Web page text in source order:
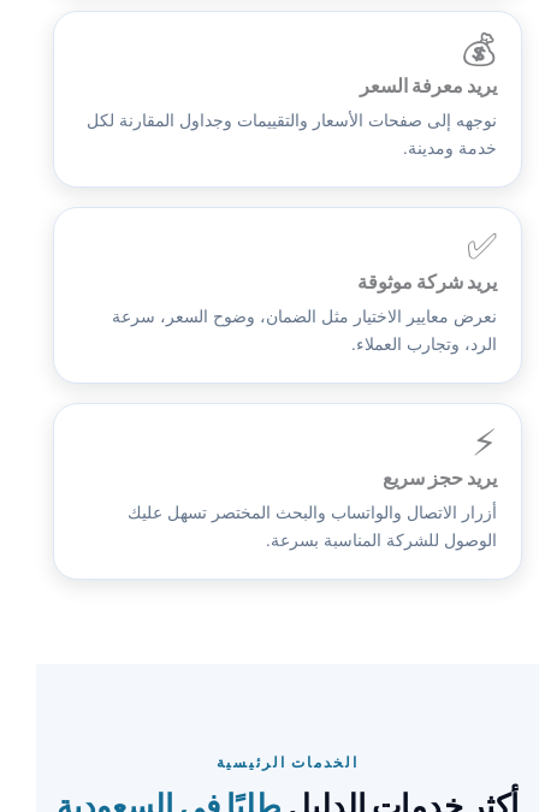
💰
يريد معرفة السعر
نوجهه إلى صفحات الأسعار والتقييمات وجداول المقارنة لكل
خدمة ومدينة.
✅
يريد شركة موثوقة
نعرض معايير الاختيار مثل الضمان، وضوح السعر، سرعة
الرد، وتجارب العملاء.
⚡
يريد حجز سريع
أزرار الاتصال والواتساب والبحث المختصر تسهل عليك
الوصول للشركة المناسبة بسرعة.
الخدمات الرئيسية